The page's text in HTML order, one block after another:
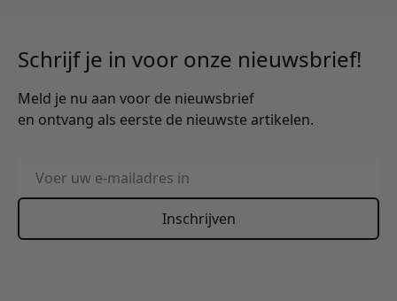
Schrijf je in voor onze nieuwsbrief!
Meld je nu aan voor de nieuwsbrief
en ontvang als eerste de nieuwste artikelen.
E-mailadres
Inschrijven